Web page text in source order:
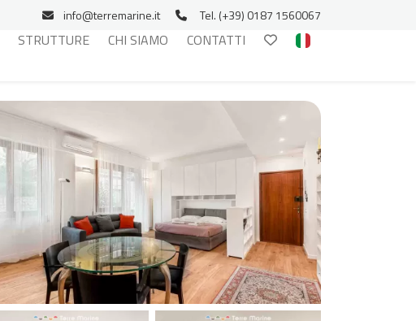
STRUTTURE CHI SIAMO CONTATTI
info@terremarine.it Tel. (+39) 0187 1560067